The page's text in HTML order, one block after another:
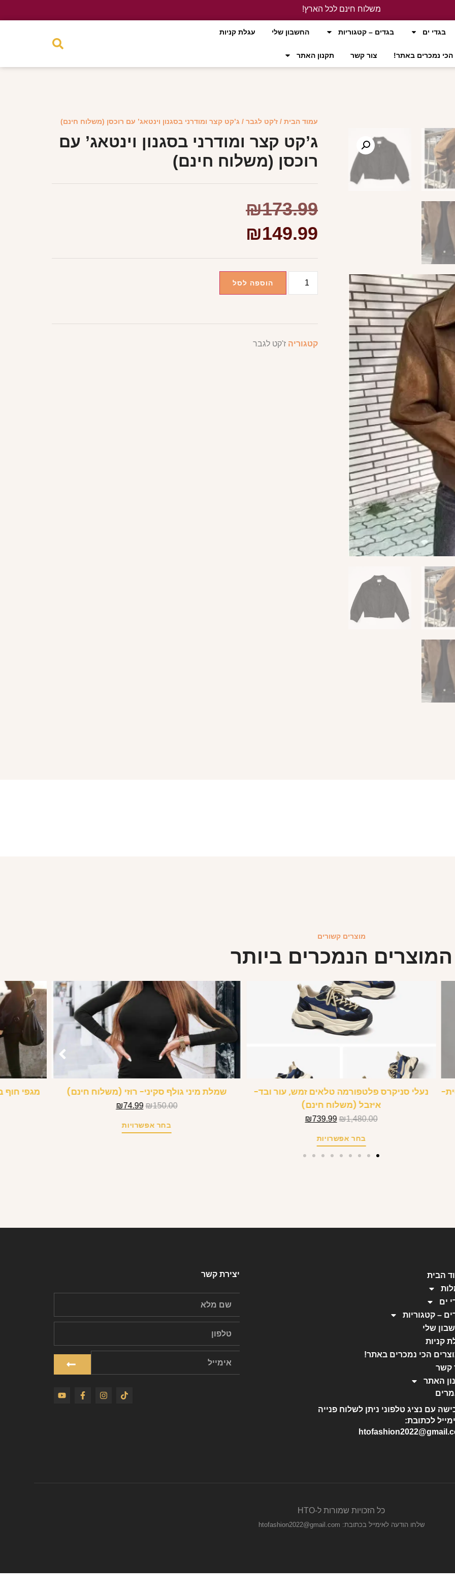
משלוח חינם לכל הארץ!
בגדי ים בגדים – קטגוריות החשבון שלי עגלת קניות
הכי נמכרים באתר! צור קשר תקנון האתר
עמוד הבית / ז'קט לגבר / ג’קט קצר ומודרני בסגנון וינטאג’ עם רוכסן (משלוח חינם)
ג’קט קצר ומודרני בסגנון וינטאג’ עם
רוכסן (משלוח חינם)
₪173.99
₪149.99
הוספה לסל
קטגוריה ז'קט לגבר
מוצרים קשורים
המוצרים הנמכרים ביותר
נעלי סניקרס פלטפורמה טלאים זמש, עור ובד-
איזבל (משלוח חינם)
₪1,480.00
₪739.99
בחר אפשרויות
שמלת מיני גולף סקיני- רוזי (משלוח חינם)
₪150.00
₪74.99
בחר אפשרויות
מגפי חוף
הבית
ים
– קטגוריות
שלי
קניות
הכי נמכרים באתר!
קשר
האתר
עם נציג טלפוני ניתן לשלוח פנייה
לכתובת:
יצירת קשר
כל הזכויות שמורות ל-HTO
שלחו הודעה לאימייל בכתובת: htofashion2022@gmail.com